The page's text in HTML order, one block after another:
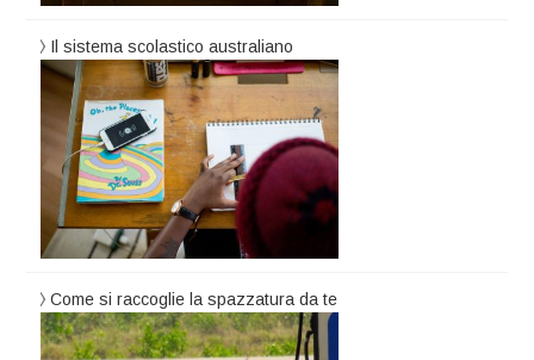
Il sistema scolastico australiano
Come si raccoglie la spazzatura da te